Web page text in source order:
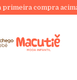
acima de R$149,90 |